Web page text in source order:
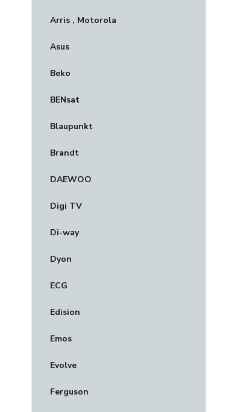
Arris , Motorola
Asus
Beko
BENsat
Blaupunkt
Brandt
DAEWOO
Digi TV
Di-way
Dyon
ECG
Edision
Emos
Evolve
Ferguson